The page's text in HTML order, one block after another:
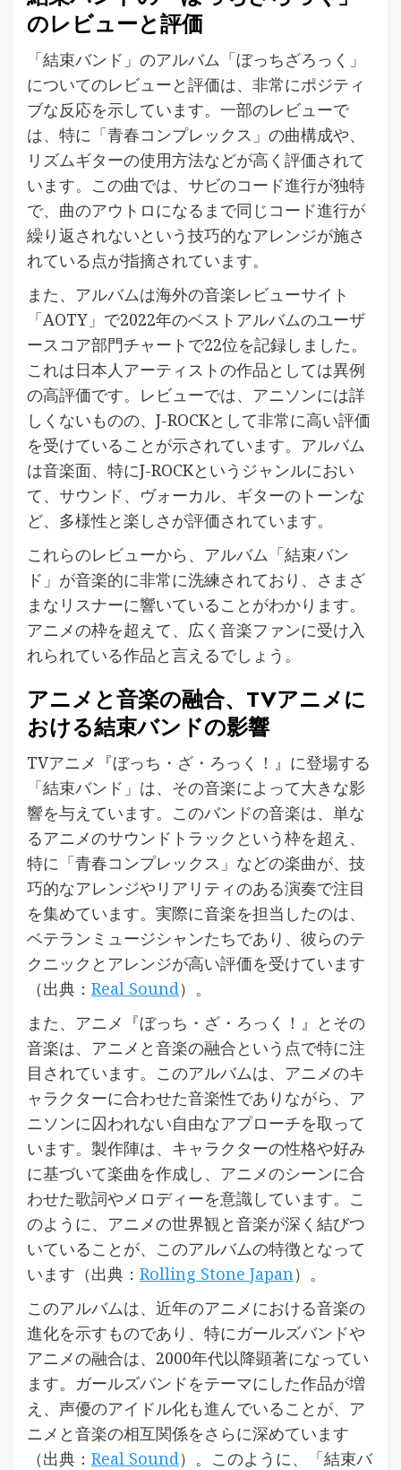
のレビューと評価
「結束バンド」のアルバム「ぼっちざろっく」
についてのレビューと評価は、非常にポジティ
ブな反応を示しています。一部のレビューで
は、特に「青春コンプレックス」の曲構成や、
リズムギターの使用方法などが高く評価されて
います。この曲では、サビのコード進行が独特
で、曲のアウトロになるまで同じコード進行が
繰り返されないという技巧的なアレンジが施さ
れている点が指摘されています。
また、アルバムは海外の音楽レビューサイト
「AOTY」で2022年のベストアルバムのユーザ
ースコア部門チャートで22位を記録しました。
これは日本人アーティストの作品としては異例
の高評価です。レビューでは、アニソンには詳
しくないものの、J-ROCKとして非常に高い評価
を受けていることが示されています。アルバム
は音楽面、特にJ-ROCKというジャンルにおい
て、サウンド、ヴォーカル、ギターのトーンな
ど、多様性と楽しさが評価されています。
これらのレビューから、アルバム「結束バン
ド」が音楽的に非常に洗練されており、さまざ
まなリスナーに響いていることがわかります。
アニメの枠を超えて、広く音楽ファンに受け入
れられている作品と言えるでしょう。
アニメと音楽の融合、TVアニメに
おける結束バンドの影響
TVアニメ『ぼっち・ざ・ろっく！』に登場する
「結束バンド」は、その音楽によって大きな影
響を与えています。このバンドの音楽は、単な
るアニメのサウンドトラックという枠を超え、
特に「青春コンプレックス」などの楽曲が、技
巧的なアレンジやリアリティのある演奏で注目
を集めています。実際に音楽を担当したのは、
ベテランミュージシャンたちであり、彼らのテ
クニックとアレンジが高い評価を受けています
（出典： Real Sound）。
また、アニメ『ぼっち・ざ・ろっく！』とその
音楽は、アニメと音楽の融合という点で特に注
目されています。このアルバムは、アニメのキ
ャラクターに合わせた音楽性でありながら、ア
ニソンに囚われない自由なアプローチを取って
います。製作陣は、キャラクターの性格や好み
に基づいて楽曲を作成し、アニメのシーンに合
わせた歌詞やメロディーを意識しています。こ
のように、アニメの世界観と音楽が深く結びつ
いていることが、このアルバムの特徴となって
います（出典： Rolling Stone Japan）。
このアルバムは、近年のアニメにおける音楽の
進化を示すものであり、特にガールズバンドや
アニメの融合は、2000年代以降顕著になってい
ます。ガールズバンドをテーマにした作品が増
え、声優のアイドル化も進んでいることが、ア
ニメと音楽の相互関係をさらに深めています
（出典： Real Sound）。このように、「結束バ